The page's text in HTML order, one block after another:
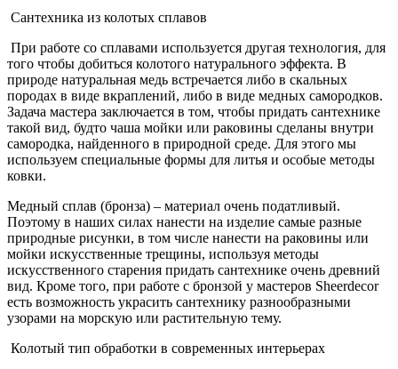
Сантехника из колотых сплавов
При работе со сплавами используется другая технология, для
того чтобы добиться колотого натурального эффекта. В
природе натуральная медь встречается либо в скальных
породах в виде вкраплений, либо в виде медных самородков.
Задача мастера заключается в том, чтобы придать сантехнике
такой вид, будто чаша мойки или раковины сделаны внутри
самородка, найденного в природной среде. Для этого мы
используем специальные формы для литья и особые методы
ковки.
Медный сплав (бронза) – материал очень податливый.
Поэтому в наших силах нанести на изделие самые разные
природные рисунки, в том числе нанести на раковины или
мойки искусственные трещины, используя методы
искусственного старения придать сантехнике очень древний
вид. Кроме того, при работе с бронзой у мастеров Sheerdecor
есть возможность украсить сантехнику разнообразными
узорами на морскую или растительную тему.
Колотый тип обработки в современных интерьерах